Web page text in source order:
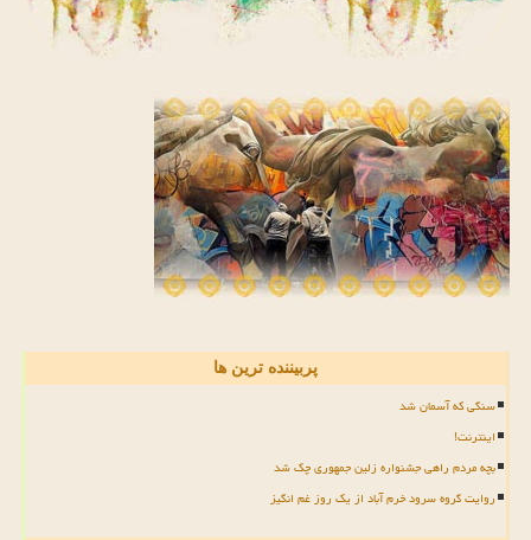
پربیننده ترین ها
سنگی که آسمان شد
اینترنت!
بچه مردم راهی جشنواره زلین جمهوری چک شد
روایت گروه سرود خرم آباد از یک روز غم انگیز